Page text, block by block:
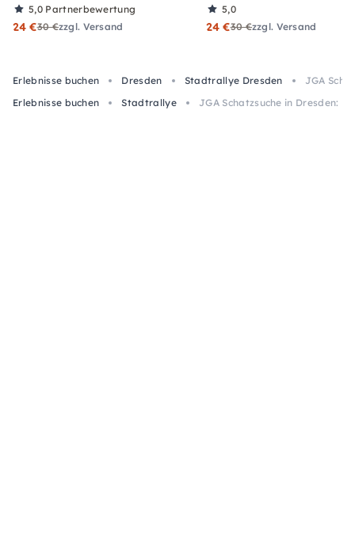
5,0 Partnerbewertung
24 €30 €zzgl. Versand
5,0
24 €30 €zzgl. Versand
Erlebnisse buchen Dresden Stadtrallye Dresden
JGA
Erlebnisse buchen
Stadtrallye JGA Schatzsuche in Dresden: